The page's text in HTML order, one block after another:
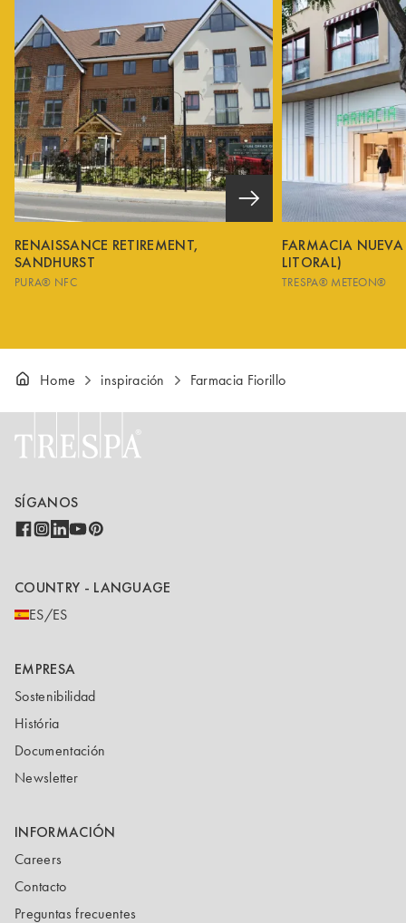
RENAISSANCE RETIREMENT,
SANDHURST
PURA® NFC
FARMACIA
LITORAL)
TRESPA® METEON®
Home inspiración Farmacia Fiorillo
SÍGANOS
COUNTRY - LANGUAGE
ES/ES
EMPRESA
Sostenibilidad
História
Documentación
Newsletter
INFORMACIÓN
Careers
Contacto
Preguntas frecuentes